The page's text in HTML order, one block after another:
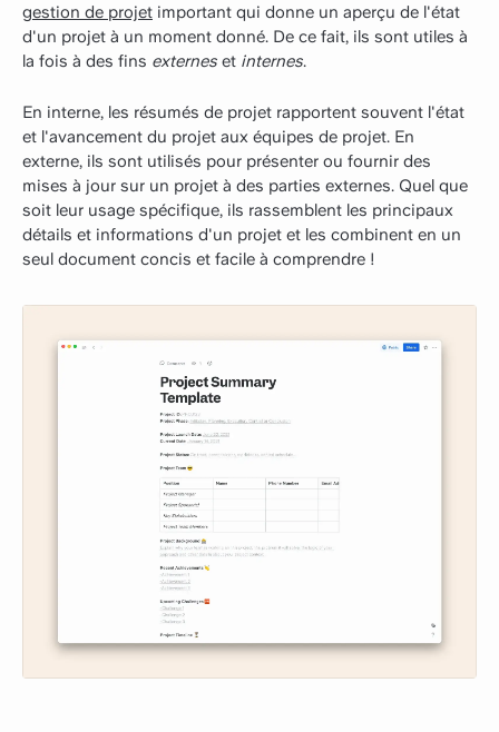
gestion de projet important qui donne un aperçu de l'état
d'un projet à un moment donné. De ce fait, ils sont utiles à
la fois à des fins externes et internes.
En interne, les résumés de projet rapportent souvent l'état
et l'avancement du projet aux équipes de projet. En
externe, ils sont utilisés pour présenter ou fournir des
mises à jour sur un projet à des parties externes. Quel que
soit leur usage spécifique, ils rassemblent les principaux
détails et informations d'un projet et les combinent en un
seul document concis et facile à comprendre !